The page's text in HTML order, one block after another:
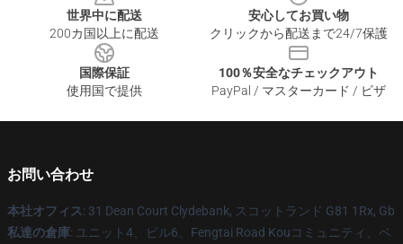
世界中に配送
200カ国以上に配送
安心してお買い物
クリックから配送まで24/7保護
国際保証
使用国で提供
100％安全なチェックアウト
PayPal / マスターカード / ビザ
お問い合わせ
本社オフィス: 31 Dean Court Clydebank, スコットランド G81 1Rx, Gb
私達の倉庫: ユニット4、ビル6、Fengtai Road Kouコミュニティ、ベ